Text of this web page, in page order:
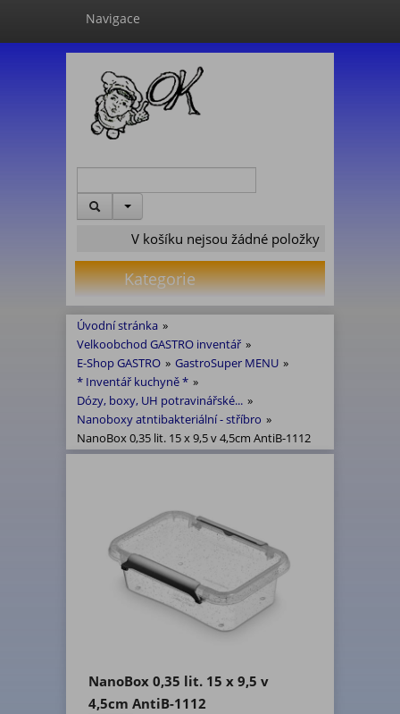
Navigace
V košíku nejsou žádné položky
Kategorie
Úvodní stránka »
Velkoobchod GASTRO inventář »
E-Shop GASTRO » GastroSuper MENU »
* Inventář kuchyně * »
Dózy, boxy, UH potravinářské... »
Nanoboxy atntibakteriální - stříbro »
NanoBox 0,35 lit. 15 x 9,5 v 4,5cm AntiB-1112
NanoBox 0,35 lit. 15 x 9,5 v
4,5cm AntiB-1112